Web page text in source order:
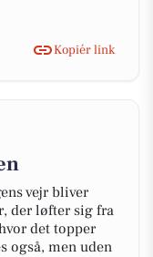
Kopiér link
vejr bliver
der løfter sig fra
det topper
også, men uden